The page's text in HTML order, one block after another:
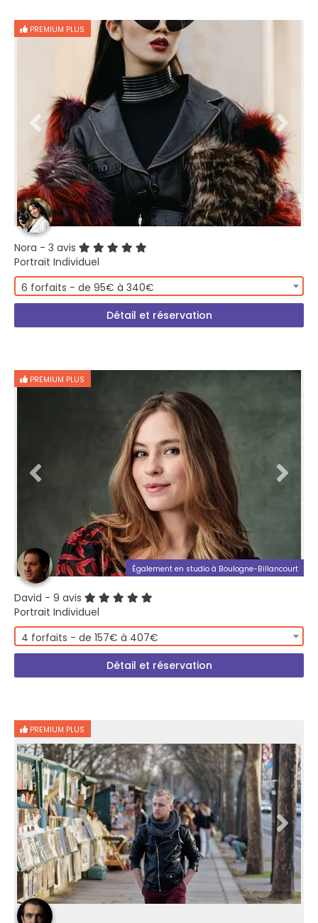
PREMIUM PLUS
Nora - 3 avis
Portrait Individuel
6 forfaits - de 95€ à 340€
Détail et réservation
PREMIUM PLUS
Également en studio à Boulogne-Billancourt
David - 9 avis
Portrait Individuel
4 forfaits - de 157€ à 407€
Détail et réservation
PREMIUM PLUS